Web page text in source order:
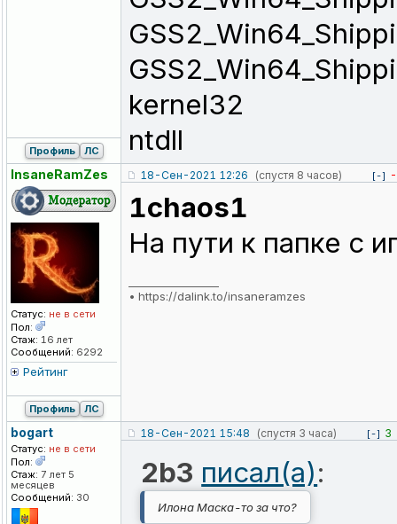
kernel32
ntdll
Профиль ЛС
InsaneRamZes
Статус: не в сети
Пол:
Стаж: 16 лет
Сообщений: 6292
Рейтинг
18-Сен-2021 12:26 (спустя 8 часов) [-]
1chaos1
На пути к папке с
• https://dalink.to/insaneramzes
Профиль ЛС
bogart
Статус: не в сети
Пол:
Стаж: 7 лет 5
месяцев
Сообщений: 30
18-Сен-2021 15:48 (спустя 3 часа) [-] 3
2b3 писал(а):
Илона Маска-то за что?